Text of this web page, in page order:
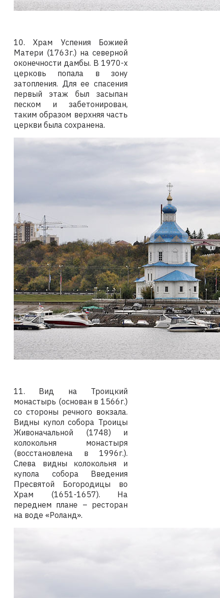
10. Храм Успения Божией
Матери (1763г.) на северной
оконечности дамбы. В 1970-х
церковь попала в зону
затопления. Для ее спасения
первый этаж был засыпан
песком и забетонирован,
таким образом верхняя часть
церкви была сохранена.
11. Вид на Троицкий
монастырь (основан в 1566г.)
со стороны речного вокзала.
Видны купол собора Троицы
Живоначальной (1748) и
колокольня монастыря
(восстановлена в 1996г.).
Слева видны колокольня и
купола собора Введения
Пресвятой Богородицы во
Храм (1651-1657). На
переднем плане – ресторан
на воде «Роланд».